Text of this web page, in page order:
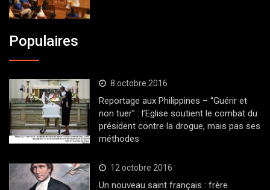
Populaires
8 octobre 2016
Reportage aux Philippines – “Guérir et
non tuer” : l’Eglise soutient le combat du
président contre la drogue, mais pas ses
méthodes
12 octobre 2016
Un nouveau saint français : frère